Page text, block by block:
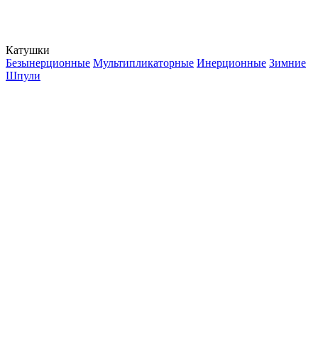
Катушки
Безынерционные Мультипликаторные Инерционные Зимние
Шпули